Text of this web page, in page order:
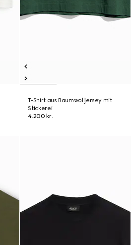
T-Shirt aus Baumwolljersey mit
Stickerei
4.200 kr.